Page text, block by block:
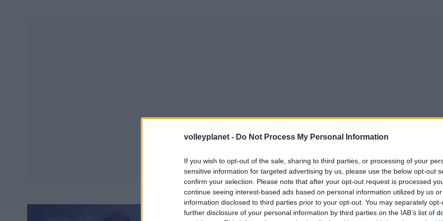
volleyplanet - Do Not Process My Personal Information
If you wish to opt-out of the sale, sharing to third parties, or processing of your
sensitive information for targeted advertising by us, please use the below opt-out
confirm your selection. Please note that after your opt-out request is processed
continue seeing interest-based ads based on personal information utilized by us
information disclosed to third parties prior to your opt-out. You may separately
further disclosure of your personal information by third parties on the IAB’s list of
ΔΙΕΘΝΗ